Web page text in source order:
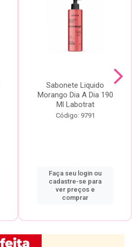
Sabonete Liquido
Morango Dia A Dia 190
Ml Labotrat
Código: 9791
Faça seu login ou
cadastre-se para
ver preços e
comprar